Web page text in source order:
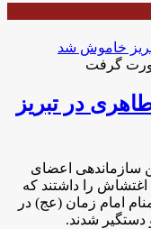
گرفت
در تبریز
سازماندهی اعضای
اغتشاش را داشتند که
امام زمان (عج) در
دستگیر شدند.